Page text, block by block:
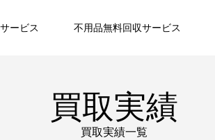
ービス 不用品無料回収サービス
買取実績
買取実績一覧